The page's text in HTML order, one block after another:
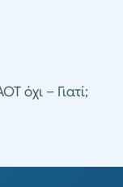
όχι – Γιατί;